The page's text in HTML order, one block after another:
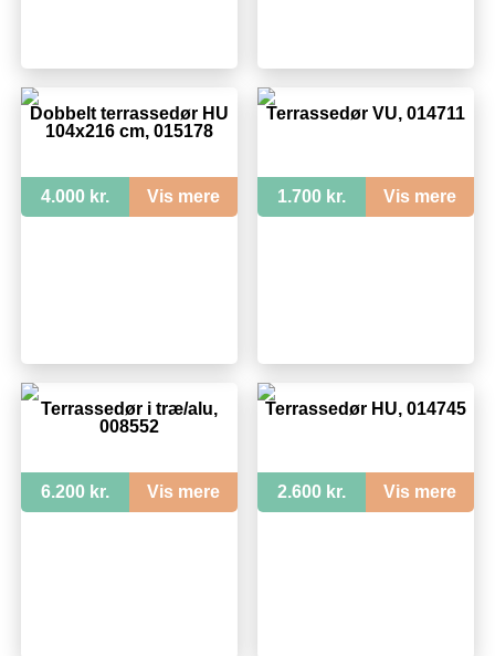
Dobbelt terrassedør HU
104x216 cm, 015178
4.000 kr. Vis mere
Terrassedør VU, 014711
1.700 kr. Vis mere
Terrassedør i træ/alu,
008552
6.200 kr. Vis mere
Terrassedør HU, 014745
2.600 kr. Vis mere